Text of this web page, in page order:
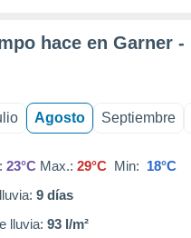
hace en Garner -
Agosto Septiembre
23°C Max.: 29°C Min: 18°C
9 días
lluvia: 93 l/m²